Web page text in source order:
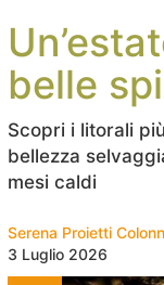
belle
Scopri i litorali
bellezza
mesi caldi
Serena Proietti
3 Luglio 2026